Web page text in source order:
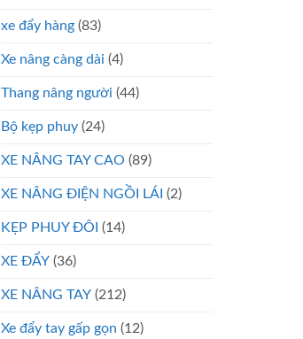
xe đẩy hàng (83)
Xe nâng càng dài (4)
Thang nâng người (44)
Bộ kẹp phuy (24)
XE NÂNG TAY CAO (89)
XE NÂNG ĐIỆN NGỒI LÁI (2)
KẸP PHUY ĐÔI (14)
XE ĐẨY (36)
XE NÂNG TAY (212)
Xe đẩy tay gấp gọn (12)